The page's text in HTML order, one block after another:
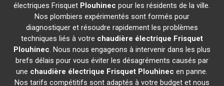
électriques Frisquet Plouhinec pour les résidents de la ville.
Nos plombiers expérimentés sont formés pour
diagnostiquer et résoudre rapidement les problèmes
techniques liés à votre chaudière électrique Frisquet
Plouhinec. Nous nous engageons à intervenir dans les plus
brefs délais pour vous éviter les désagréments causés par
une chaudière électrique Frisquet Plouhinec en panne.
Nos tarifs compétitifs sont adaptés à votre budget et nous